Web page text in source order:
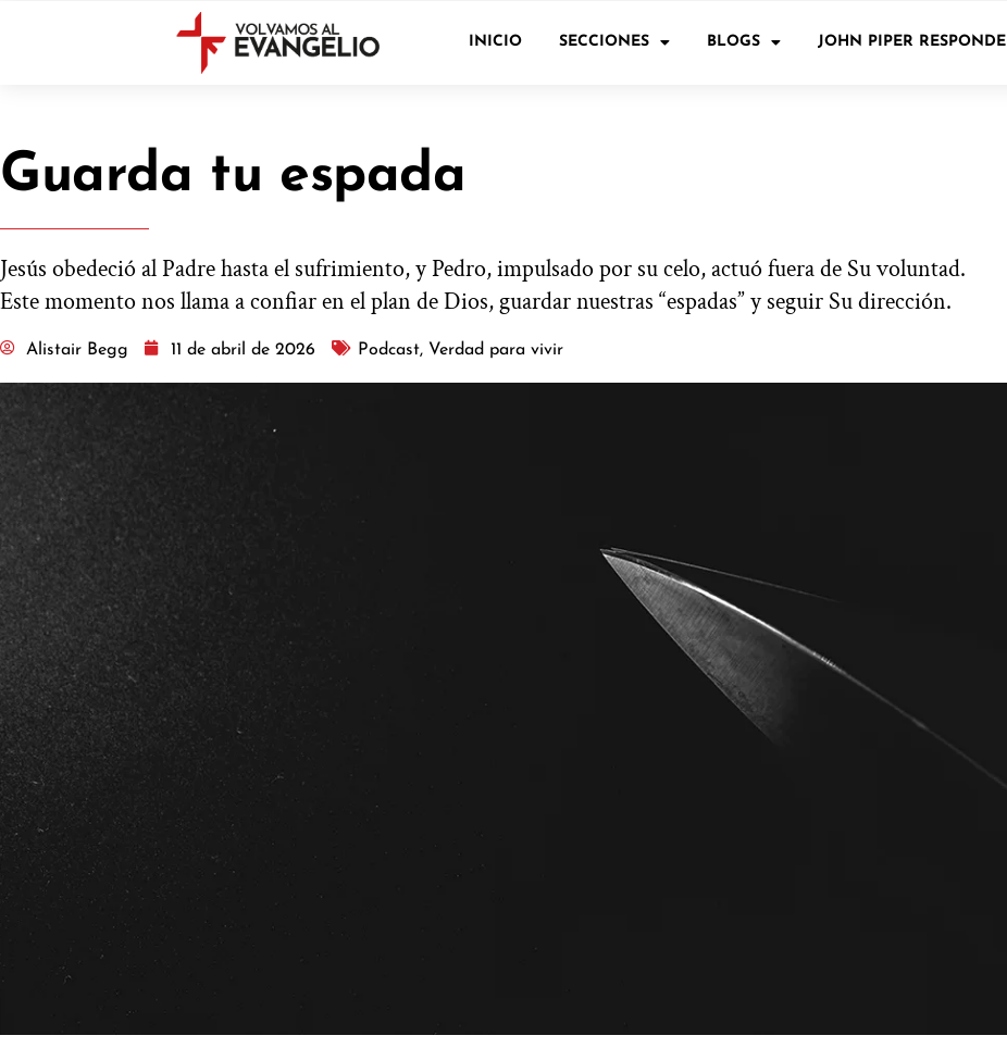
INICIO SECCIONES BLOGS JOHN PIPER RESPONDE
Guarda tu espada
Jesús obedeció al Padre hasta el sufrimiento, y Pedro, impulsado por su celo, actuó fuera de Su voluntad.
Este momento nos llama a confiar en el plan de Dios, guardar nuestras “espadas” y seguir Su dirección.
Alistair Begg 11 de abril de 2026 Podcast, Verdad para vivir